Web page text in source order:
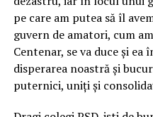
pe care am putea să îl
guvern de amatori, cum
Centenar, se va duce și
disperarea noastră și
puternici, uniți și